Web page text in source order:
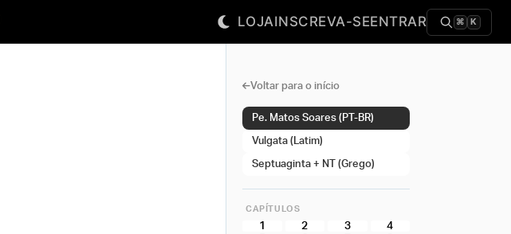
LOJAINSCREVA-SEENTRAR ⌘ K
Voltar para o início
Pe. Matos Soares (PT-BR)
Vulgata (Latim)
Septuaginta + NT (Grego)
CAPÍTULOS
1 2 3
4